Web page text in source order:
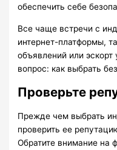
обеспечить себе
Все чаще встречи с
интернет-платформы,
объявлений или эскорт
вопрос: как выбрать
Проверьте
Прежде чем выбрать
проверить ее
Обратите внимание на